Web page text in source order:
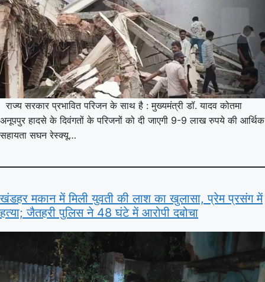
राज्य सरकार प्रभावित परिजन के साथ है : मुख्यमंत्री डॉ. यादव कोतमा
अनूपपुर हादसे के दिवंगतों के परिजनों को दी जाएगी 9-9 लाख रुपये की आर्थिक
सहायता सघन रेस्क्यू…
खंडहर मकान में मिली युवती की लाश का खुलासा, प्रेम प्रसंग में
हत्या; जैतहरी पुलिस ने 48 घंटे में आरोपी दबोचा